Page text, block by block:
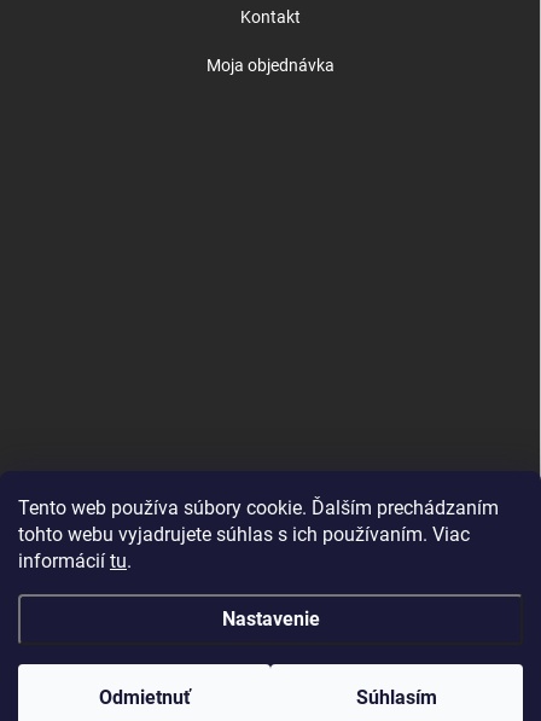
Tento web používa súbory cookie. Ďalším prechádzaním
tohto webu vyjadrujete súhlas s ich používaním. Viac
informácií tu.
Nastavenie
Odmietnuť Súhlasím
Kontakt
Moja objednávka
Good E-shops have logic. SALELOGICS
Copyright 2026 Herné PC Zostavy . Všetky práva vyhradené.